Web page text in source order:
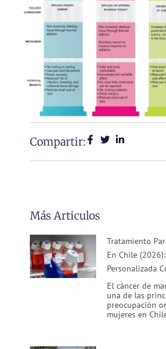
Compartir:
Más Articulos
Tratamiento
En Chile
Personalizada
El cáncer de
una de las
preocupación
mujeres en